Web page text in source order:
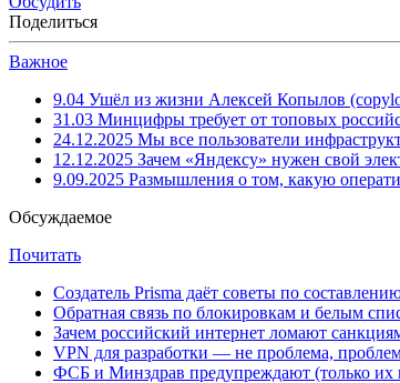
Поделиться
Важное
9.04 Ушёл из жизни Алексей Копылов
31.03 Минцифры требует от топовых
24.12.2025 Мы все пользователи
12.12.2025 Зачем «Яндексу» нужен свой
9.09.2025 Размышления о том, какую
Обсуждаемое
Почитать
Создатель Prisma даёт советы по
Обратная связь по блокировкам и белым
Зачем российский интернет ломают
VPN для разработки — не проблема,
ФСБ и Минздрав предупреждают (только их